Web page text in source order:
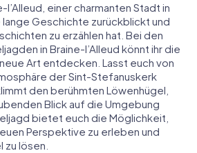
l’Alleud, einer charmanten Stadt in
Geschichte zurückblickt und
zu erzählen hat. Bei den
in Braine-l’Alleud könnt ihr die
Art entdecken. Lasst euch von
der Sint-Stefanuskerk
den berühmten Löwenhügel,
Blick auf die Umgebung
bietet euch die Möglichkeit,
Perspektive zu erleben und
lösen.